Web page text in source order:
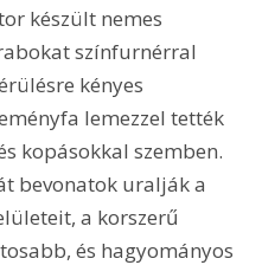
készült nemes
színfurnérral
kényes
lemezzel tették
kopásokkal szemben.
bevonatok uralják a
a korszerű
és hagyományos